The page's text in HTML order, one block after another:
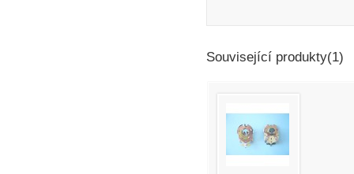
Související produkty(1)